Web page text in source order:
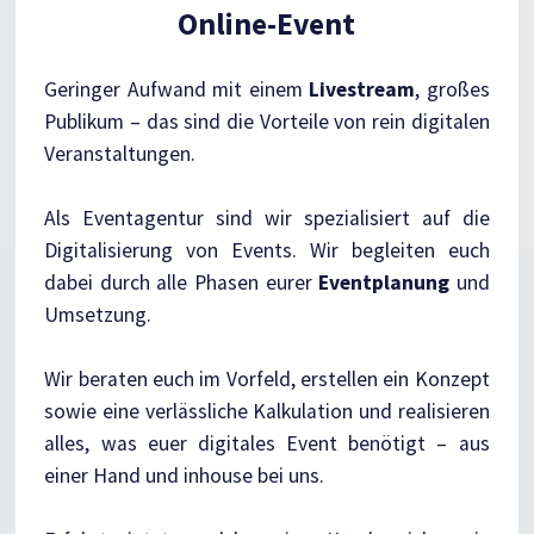
Online-Event
Geringer Aufwand mit einem Livestream, großes
Publikum – das sind die Vorteile von rein digitalen
Veranstaltungen.
Als Eventagentur sind wir spezialisiert auf die
Digitalisierung von Events. Wir begleiten euch
dabei durch alle Phasen eurer Eventplanung und
Umsetzung.
Wir beraten euch im Vorfeld, erstellen ein Konzept
sowie eine verlässliche Kalkulation und realisieren
alles, was euer digitales Event benötigt – aus
einer Hand und inhouse bei uns.